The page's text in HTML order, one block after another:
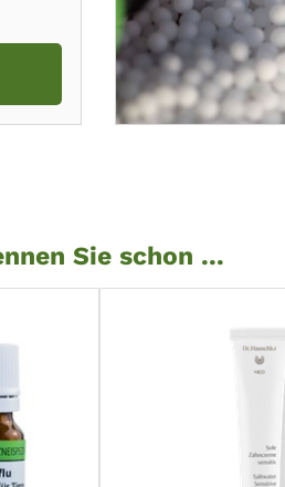
Sie schon ...